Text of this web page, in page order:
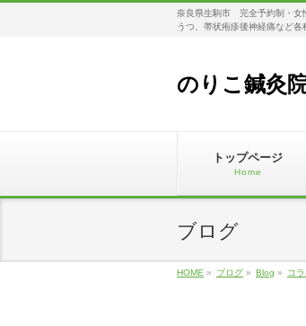
奈良県生駒市 完全予約制・女
うつ、帯状疱疹後神経痛など
のりこ鍼灸
トップページ
Home
ブログ
HOME » ブログ » Blog » コ